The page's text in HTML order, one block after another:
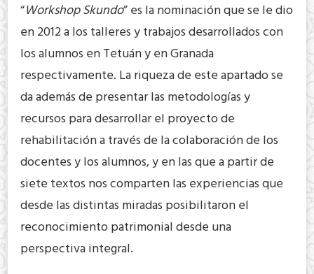
“Workshop Skundo” es la nominación que se le dio
en 2012 a los talleres y trabajos desarrollados con
los alumnos en Tetuán y en Granada
respectivamente. La riqueza de este apartado se
da además de presentar las metodologías y
recursos para desarrollar el proyecto de
rehabilitación a través de la colaboración de los
docentes y los alumnos, y en las que a partir de
siete textos nos comparten las experiencias que
desde las distintas miradas posibilitaron el
reconocimiento patrimonial desde una
perspectiva integral.